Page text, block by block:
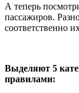
А теперь
пассажиров.
соответственно
Выделяют 5
правилами: